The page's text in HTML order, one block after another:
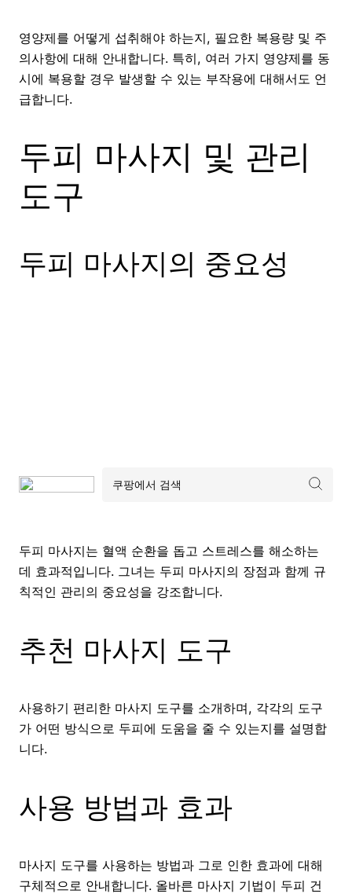
영양제를 어떻게 섭취해야 하는지, 필요한 복용량 및 주
의사항에 대해 안내합니다. 특히, 여러 가지 영양제를 동
시에 복용할 경우 발생할 수 있는 부작용에 대해서도 언
급합니다.
두피 마사지 및 관리
도구
두피 마사지의 중요성
두피 마사지는 혈액 순환을 돕고 스트레스를 해소하는
데 효과적입니다. 그녀는 두피 마사지의 장점과 함께 규
칙적인 관리의 중요성을 강조합니다.
추천 마사지 도구
사용하기 편리한 마사지 도구를 소개하며, 각각의 도구
가 어떤 방식으로 두피에 도움을 줄 수 있는지를 설명합
니다.
사용 방법과 효과
마사지 도구를 사용하는 방법과 그로 인한 효과에 대해
구체적으로 안내합니다. 올바른 마사지 기법이 두피 건